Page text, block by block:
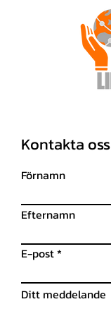
Kontakta oss
Förnamn
Efternamn
E-post
Ditt meddelande